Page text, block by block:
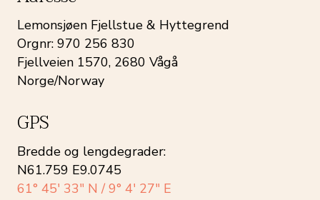
Lemonsjøen Fjellstue & Hyttegrend
Orgnr: 970 256 830
Fjellveien 1570, 2680 Vågå
Norge/Norway
GPS
Bredde og lengdegrader:
N61.759 E9.0745
61° 45′ 33″ N / 9° 4′ 27″ E